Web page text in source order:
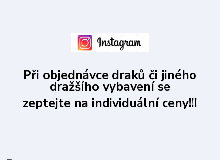
Při objednávce draků či jiného
dražšího vybavení se
zeptejte na individuální ceny!!!